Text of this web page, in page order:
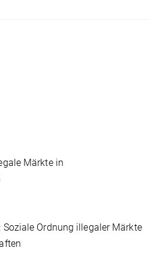
Märkte in
Ordnung illegaler Märkte